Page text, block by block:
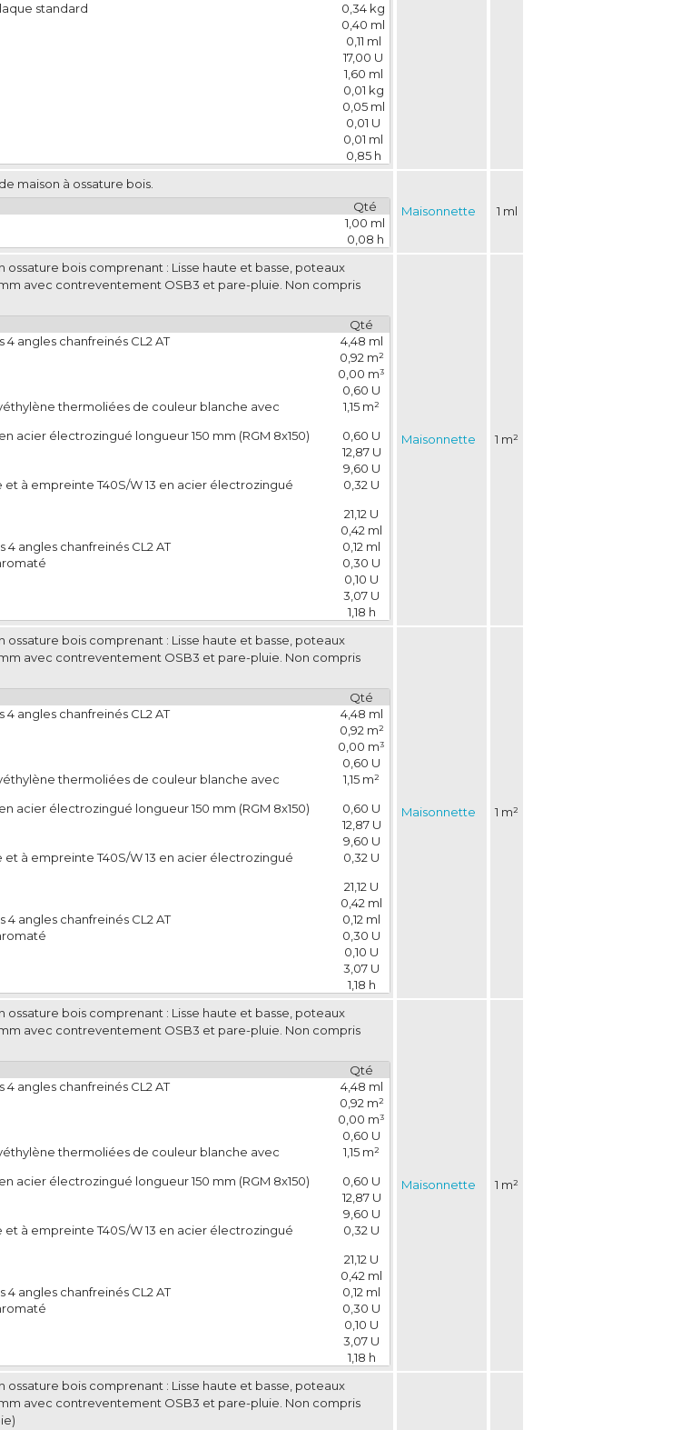
standard
0,34 kg
0,40 ml
0,11 ml
17,00 U
1,60 ml
0,01 kg
0,05 ml
0,01 U
0,01 ml
0,85 h
maison à ossature bois.
Qté
1,00 ml
0,08 h
Maisonnette 1 ml
bois comprenant : Lisse haute et basse, poteaux
avec contreventement OSB3 et pare-pluie. Non compris
Qté
angles chanfreinés CL2 AT
4,48 ml
0,92 m²
0,00 m³
0,60 U
thermoliées de couleur blanche avec
1,15 m²
acier électrozingué longueur 150 mm (RGM 8x150)
0,60 U
12,87 U
9,60 U
à empreinte T40S/W 13 en acier électrozingué
0,32 U
21,12 U
0,42 ml
angles chanfreinés CL2 AT
0,12 ml
0,30 U
0,10 U
3,07 U
1,18 h
Maisonnette 1 m²
bois comprenant : Lisse haute et basse, poteaux
avec contreventement OSB3 et pare-pluie. Non compris
Qté
angles chanfreinés CL2 AT
4,48 ml
0,92 m²
0,00 m³
0,60 U
thermoliées de couleur blanche avec
1,15 m²
acier électrozingué longueur 150 mm (RGM 8x150)
0,60 U
12,87 U
9,60 U
à empreinte T40S/W 13 en acier électrozingué
0,32 U
21,12 U
0,42 ml
angles chanfreinés CL2 AT
0,12 ml
0,30 U
0,10 U
3,07 U
1,18 h
Maisonnette 1 m²
bois comprenant : Lisse haute et basse, poteaux
avec contreventement OSB3 et pare-pluie. Non compris
Qté
angles chanfreinés CL2 AT
4,48 ml
0,92 m²
0,00 m³
0,60 U
thermoliées de couleur blanche avec
1,15 m²
acier électrozingué longueur 150 mm (RGM 8x150)
0,60 U
12,87 U
9,60 U
à empreinte T40S/W 13 en acier électrozingué
0,32 U
21,12 U
0,42 ml
angles chanfreinés CL2 AT
0,12 ml
0,30 U
0,10 U
3,07 U
1,18 h
Maisonnette 1 m²
bois comprenant : Lisse haute et basse, poteaux
avec contreventement OSB3 et pare-pluie. Non compris